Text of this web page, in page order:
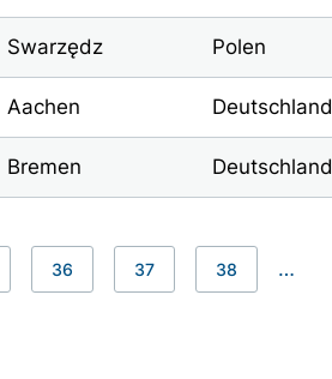
Swarzędz Polen
Aachen Deutschland
Bremen Deutschland
36 37 38 …